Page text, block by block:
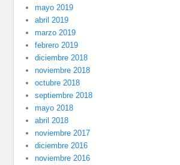
mayo 2019
abril 2019
marzo 2019
febrero 2019
diciembre 2018
noviembre 2018
octubre 2018
septiembre 2018
mayo 2018
abril 2018
noviembre 2017
diciembre 2016
noviembre 2016